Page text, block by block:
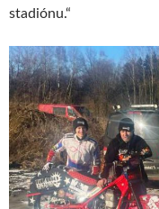
stadiónu.“